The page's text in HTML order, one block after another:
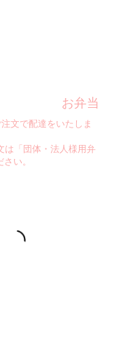
お弁当
文で配達をいたしま
は「団体・法人様用弁
い。